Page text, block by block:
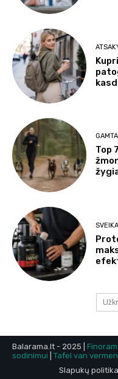
Top
Balarama.lt - 2025 |
sodinimui
Tafel van
Slapukų